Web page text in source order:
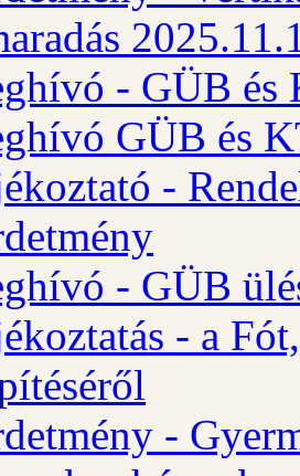
- GÜB és
GÜB és
-
- GÜB
- a
-